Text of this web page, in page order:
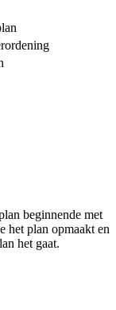
beginnende met
het plan opmaakt en
het gaat.